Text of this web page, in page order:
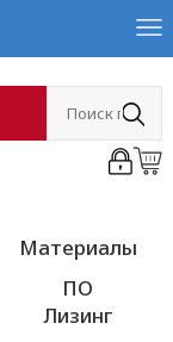
Материалы
ПО
Лизинг